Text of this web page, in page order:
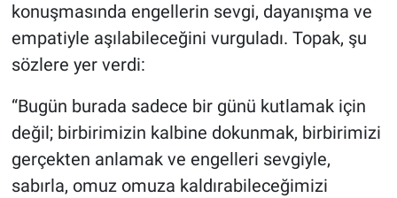
konuşmasında engellerin sevgi, dayanışma ve
empatiyle aşılabileceğini vurguladı. Topak, şu
sözlere yer verdi:
“Bugün burada sadece bir günü kutlamak için
değil; birbirimizin kalbine dokunmak, birbirimizi
gerçekten anlamak ve engelleri sevgiyle,
sabırla, omuz omuza kaldırabileceğimizi